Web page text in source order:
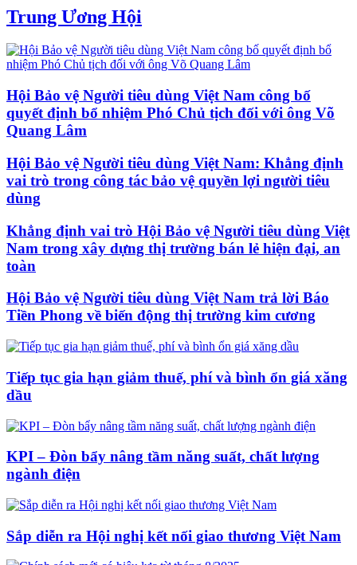
Trung Ương Hội
Hội Bảo vệ Người tiêu dùng Việt Nam công bố
quyết định bổ nhiệm Phó Chủ tịch đối với ông Võ
Quang Lâm
Hội Bảo vệ Người tiêu dùng Việt Nam: Khẳng định
vai trò trong công tác bảo vệ quyền lợi người tiêu
dùng
Khẳng định vai trò Hội Bảo vệ Người tiêu dùng Việt
Nam trong xây dựng thị trường bán lẻ hiện đại, an
toàn
Hội Bảo vệ Người tiêu dùng Việt Nam trả lời Báo
Tiền Phong về biến động thị trường kim cương
Tiếp tục gia hạn giảm thuế, phí và bình ổn giá xăng
dầu
KPI – Đòn bẩy nâng tầm năng suất, chất lượng
ngành điện
Sắp diễn ra Hội nghị kết nối giao thương Việt Nam